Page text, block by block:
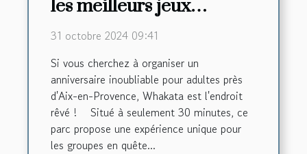
les meilleurs jeux
d’anniversaire pour
adultes à 30 minutes
d’Aix-en-Provence !
31 octobre 2024 09:41
Si vous cherchez à organiser un
anniversaire inoubliable pour adultes près
d'Aix-en-Provence, Whakata est l'endroit
rêvé ! Situé à seulement 30 minutes, ce
parc propose une expérience unique pour
les groupes en quête...